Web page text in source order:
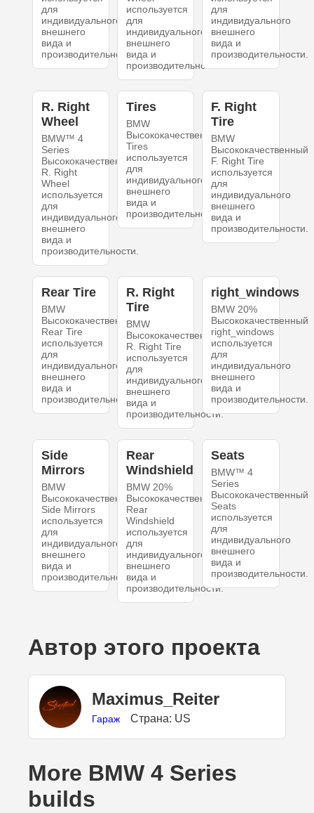
для
индивидуального
внешнего
вида и
производительности.
используется
для
индивидуального
внешнего
вида и
производительности.
для
индивидуального
внешнего
вида и
производительности.
R. Right
Wheel
BMW™ 4
Series
Высококачественный
R. Right
Wheel
используется
для
индивидуального
внешнего
вида и
производительности.
Tires
BMW
Высококачественный
Tires
используется
для
индивидуального
внешнего
вида и
производительности.
F. Right
Tire
BMW
Высококачественный
F. Right Tire
используется
для
индивидуального
внешнего
вида и
производительности.
Rear Tire
BMW
Высококачественный
Rear Tire
используется
для
индивидуального
внешнего
вида и
производительности.
R. Right
Tire
BMW
Высококачественный
R. Right Tire
используется
для
индивидуального
внешнего
вида и
производительности.
right_windows
BMW 20%
Высококачественный
right_windows
используется
для
индивидуального
внешнего
вида и
производительности.
Side
Mirrors
BMW
Высококачественный
Side Mirrors
используется
для
индивидуального
внешнего
вида и
производительности.
Rear
Windshield
BMW 20%
Высококачественный
Rear
Windshield
используется
для
индивидуального
внешнего
вида и
производительности.
Seats
BMW™ 4
Series
Высококачественный
Seats
используется
для
индивидуального
внешнего
вида и
производительности.
Автор этого проекта
Maximus_Reiter
Гараж Страна: US
More BMW 4 Series
builds